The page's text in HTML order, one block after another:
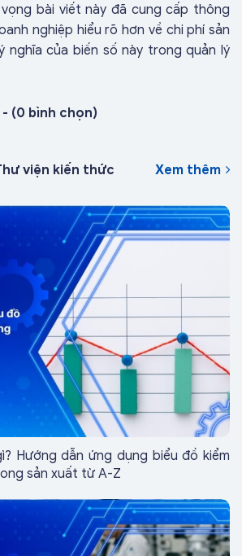
bài viết này đã cung cấp thông
nghiệp hiểu rõ hơn về chi phí sản
nghĩa của biến số này trong quản lý
- (0 bình chọn)
viện kiến thức Xem thêm
Hướng dẫn ứng dụng biểu đồ kiểm
sản xuất từ A-Z